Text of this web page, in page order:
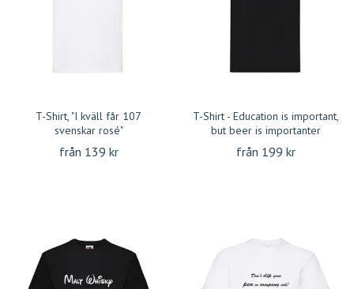
T-Shirt, "I kväll får 107
svenskar rosé"
från 139 kr
T-Shirt - Education is important,
but beer is importanter
från 199 kr